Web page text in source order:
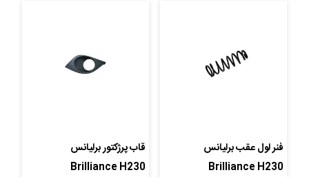
فنر لول عقب برلیانس
Brilliance H230
قاب پرژکتور برلیانس
Brilliance H230